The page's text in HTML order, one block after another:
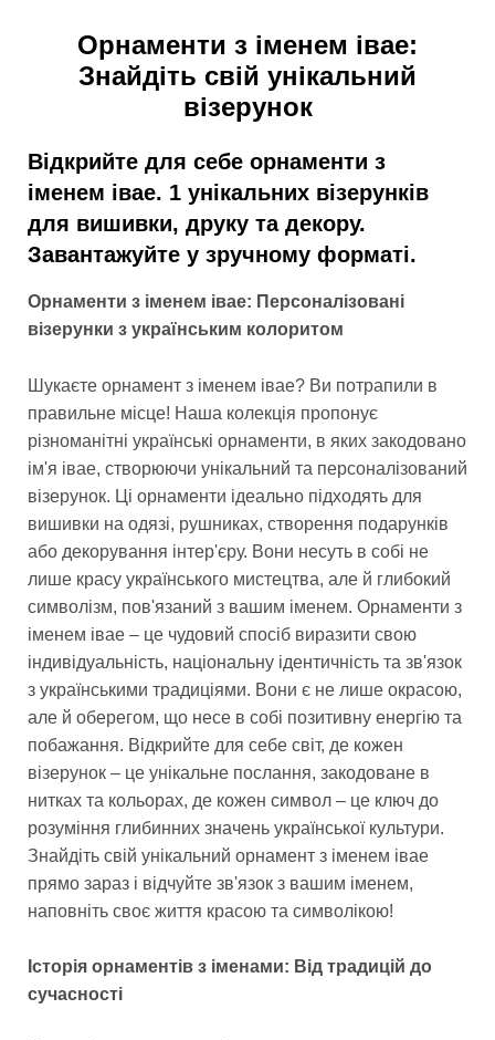
Орнаменти з іменем івае:
Знайдіть свій унікальний
візерунок
Відкрийте для себе орнаменти з
іменем івае. 1 унікальних візерунків
для вишивки, друку та декору.
Завантажуйте у зручному форматі.
Орнаменти з іменем івае: Персоналізовані
візерунки з українським колоритом
Шукаєте орнамент з іменем івае? Ви потрапили в
правильне місце! Наша колекція пропонує
різноманітні українські орнаменти, в яких закодовано
ім'я івае, створюючи унікальний та персоналізований
візерунок. Ці орнаменти ідеально підходять для
вишивки на одязі, рушниках, створення подарунків
або декорування інтер'єру. Вони несуть в собі не
лише красу українського мистецтва, але й глибокий
символізм, пов'язаний з вашим іменем. Орнаменти з
іменем івае – це чудовий спосіб виразити свою
індивідуальність, національну ідентичність та зв'язок
з українськими традиціями. Вони є не лише окрасою,
але й оберегом, що несе в собі позитивну енергію та
побажання. Відкрийте для себе світ, де кожен
візерунок – це унікальне послання, закодоване в
нитках та кольорах, де кожен символ – це ключ до
розуміння глибинних значень української культури.
Знайдіть свій унікальний орнамент з іменем івае
прямо зараз і відчуйте зв'язок з вашим іменем,
наповніть своє життя красою та символікою!
Історія орнаментів з іменами: Від традицій до
сучасності